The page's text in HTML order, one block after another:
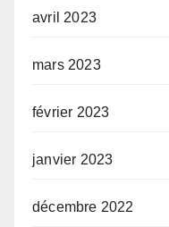
avril 2023
mars 2023
février 2023
janvier 2023
décembre 2022